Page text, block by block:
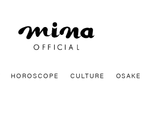
HOROSCOPE CULTURE OSAKE